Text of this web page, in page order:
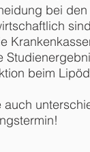
bei
beim